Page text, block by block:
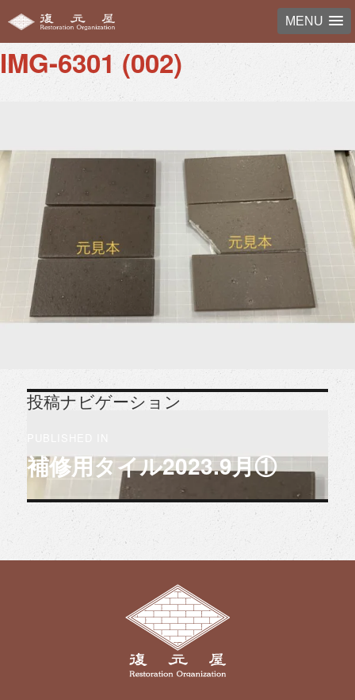
MENU
IMG-6301 (002)
投稿ナビゲーション
補修用タイル2023.9月①